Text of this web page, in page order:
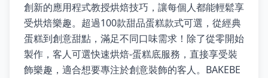
創新的應用程式教授烘焙技巧，讓每個人都能輕鬆享
受烘焙樂趣。超過100款甜品蛋糕款式可選，從經典
蛋糕到創意甜點，滿足不同口味需求！除了從零開始
製作，客人可選快速烘焙-蛋糕底服務，直接享受裝
飾樂趣，適合想要專注於創意裝飾的客人。BAKEBE